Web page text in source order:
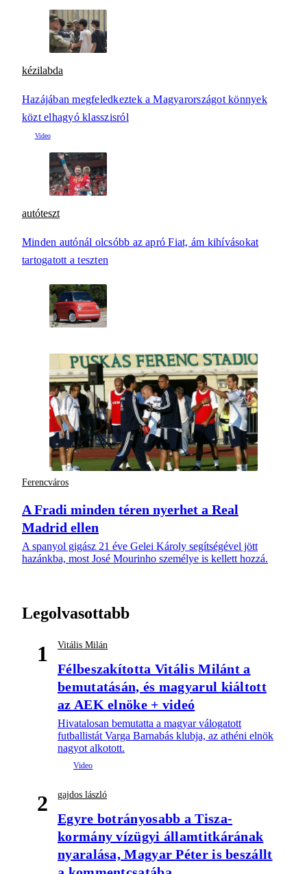
kézilabda
Hazájában megfeledkeztek a Magyarországot könnyek
közt elhagyó klasszisról
autóteszt
Minden autónál olcsóbb az apró Fiat, ám kihívásokat
tartogatott a teszten
Ferencváros
A Fradi minden téren nyerhet a Real
Madrid ellen
A spanyol gigász 21 éve Gelei Károly segítségével jött
hazánkba, most José Mourinho személye is kellett hozzá.
Legolvasottabb
1 Vitális Milán
Félbeszakította Vitális Milánt a
bemutatásán, és magyarul kiáltott
az AEK elnöke + videó
Hivatalosan bemutatta a magyar válogatott
futballistát Varga Barnabás klubja, az athéni elnök
nagyot alkotott.
2 gajdos lászló
Egyre botrányosabb a Tisza-
kormány vízügyi államtitkárának
nyaralása, Magyar Péter is beszállt